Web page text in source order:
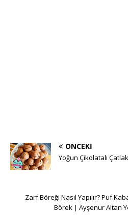
ÖNCEKI
Yoğun Çikolatalı
Zarf Böreği Nasıl Yapılır? Puf
Börek | Ayşenur Altan